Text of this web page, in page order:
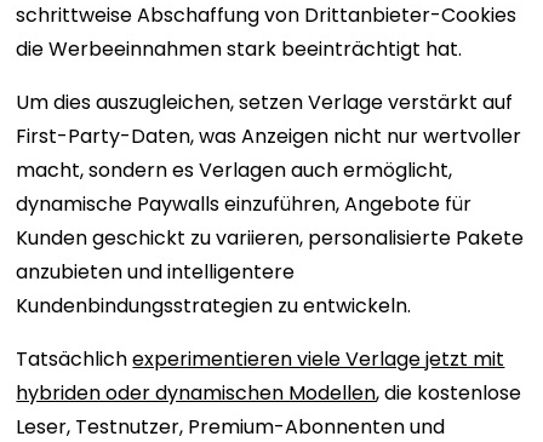
schrittweise Abschaffung von Drittanbieter-Cookies
die Werbeeinnahmen stark beeinträchtigt hat.
Um dies auszugleichen, setzen Verlage verstärkt auf
First-Party-Daten, was Anzeigen nicht nur wertvoller
macht, sondern es Verlagen auch ermöglicht,
dynamische Paywalls einzuführen, Angebote für
Kunden geschickt zu variieren, personalisierte Pakete
anzubieten und intelligentere
Kundenbindungsstrategien zu entwickeln.
Tatsächlichexperimentieren viele Verlage jetzt mit
hybriden oder dynamischen Modellen, die kostenlose
Leser, Testnutzer, Premium-Abonnenten und